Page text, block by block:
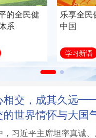
视频 图片
信息化
乡村振兴 银龄
旅游 能源
的全民健
系
乐享全民
中国
学习新语
相交，成其久远
的世界情怀与大国
，习近平主席坦率真诚